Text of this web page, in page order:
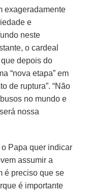
exageradamente
e
neste
o cardeal
depois do
“nova etapa” em
de ruptura”. “Não
no mundo e
nossa
Papa quer indicar
assumir a
é preciso que se
é importante